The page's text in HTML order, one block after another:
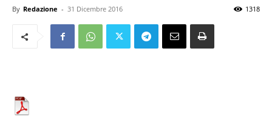
By Redazione - 31 Dicembre 2016 1318